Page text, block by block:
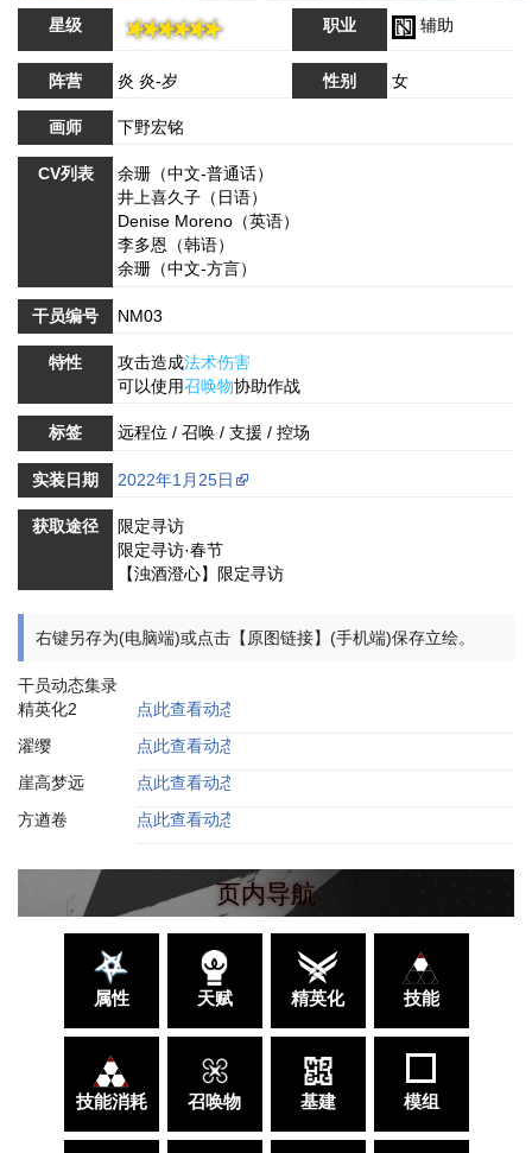
星级 职业 辅助
阵营 炎 炎-岁 性别 女
画师 下野宏铭
CV列表
余珊（中文-普通话）
井上喜久子（日语）
Denise Moreno（英语）
李多恩（韩语）
余珊（中文-方言）
干员编号 NM03
特性 攻击造成法术伤害
可以使用召唤物协助作战
标签 远程位 / 召唤 / 支援 / 控场
实装日期 2022年1月25日
获取途径
限定寻访
限定寻访·春节
【浊酒澄心】限定寻访
右键另存为(电脑端)或点击【原图链接】(手机端)保存立绘。
干员动态集录
精英化2
点此查看动态效果展示
濯缨
点此查看动态效果展示
崖高梦远
点此查看动态效果展示
方遒卷
点此查看动态效果展示
页内导航
属性 天赋 精英化 技能
技能消耗 召唤物 基建 模组